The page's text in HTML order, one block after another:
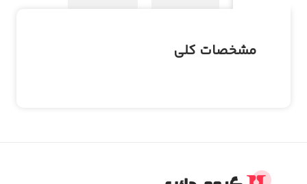
مشخصات کلی